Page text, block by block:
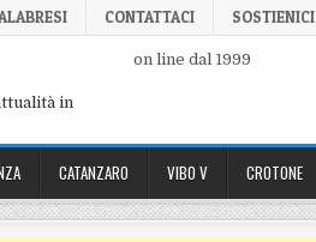
CONTATTACI SOSTIENICI
in
on line dal 1999
CATANZARO VIBO V CROTONE